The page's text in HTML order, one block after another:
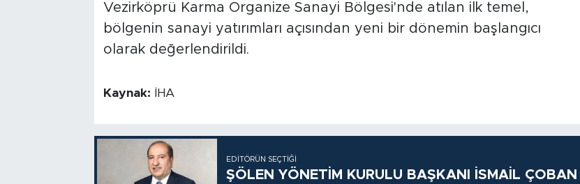
Vezirköprü Karma Organize Sanayi Bölgesi'nde atılan ilk temel,
bölgenin sanayi yatırımları açısından yeni bir dönemin başlangıcı
olarak değerlendirildi.
Kaynak: İHA
EDITÖRÜN SEÇTIĞI
ŞÖLEN YÖNETİM KURULU BAŞKANI İSMAİL ÇOBAN